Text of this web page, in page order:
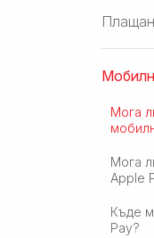
Мога
Мога
Apple
Къде
Pay?